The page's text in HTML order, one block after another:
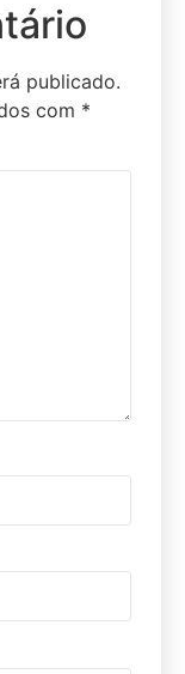
publicado.
com *